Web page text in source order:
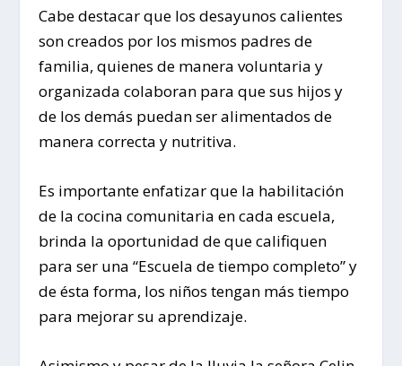
Cabe destacar que los desayunos calientes
son creados por los mismos padres de
familia, quienes de manera voluntaria y
organizada colaboran para que sus hijos y
de los demás puedan ser alimentados de
manera correcta y nutritiva.
Es importante enfatizar que la habilitación
de la cocina comunitaria en cada escuela,
brinda la oportunidad de que califiquen
para ser una “Escuela de tiempo completo” y
de ésta forma, los niños tengan más tiempo
para mejorar su aprendizaje.